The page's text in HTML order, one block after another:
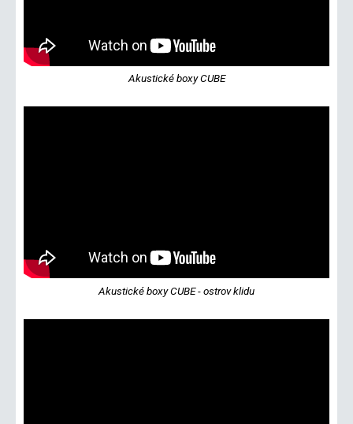
Akustické boxy CUBE
Akustické boxy CUBE - ostrov klidu